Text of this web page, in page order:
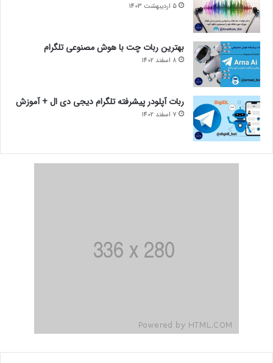
5 اردیبهشت 1403
بهترین ربات چت با هوش مصنوعی تلگرام
8 اسفند 1402
ربات آپلودر پیشرفته تلگرام دیجی دی ال + آموزش
7 اسفند 1402